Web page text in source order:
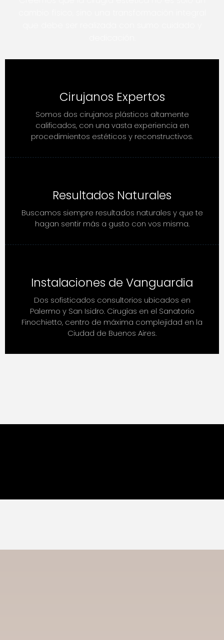
Cirujanos Expertos
Somos dos cirujanos plásticos altamente
calificados, con una vasta experiencia en
procedimientos estéticos y reconstructivos.
Resultados Naturales
Buscamos siempre resultados naturales y que te
hagan sentir más a gusto con vos misma.
Instalaciones de Vanguardia
Dos sofisticados consultorios ubicados en
Palermo y San Isidro. Cirugías en el Sanatorio
Finochietto, centro de máxima complejidad en la
Ciudad de Buenos Aires.